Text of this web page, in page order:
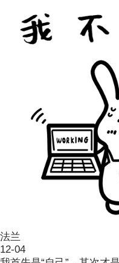
法兰
12-04